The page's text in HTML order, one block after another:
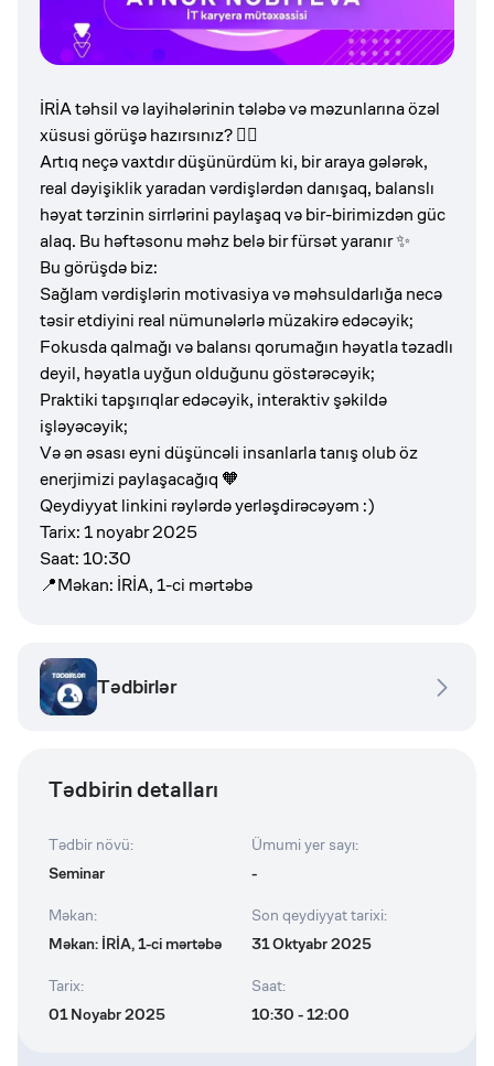
İRİA təhsil və layihələrinin tələbə və məzunlarına özəl
xüsusi görüşə hazırsınız? ✋🏻
Artıq neçə vaxtdır düşünürdüm ki, bir araya gələrək,
real dəyişiklik yaradan vərdişlərdən danışaq, balanslı
həyat tərzinin sirrlərini paylaşaq və bir-birimizdən güc
alaq. Bu həftəsonu məhz belə bir fürsət yaranır ✨
Bu görüşdə biz:
Sağlam vərdişlərin motivasiya və məhsuldarlığa necə
təsir etdiyini real nümunələrlə müzakirə edəcəyik;
Fokusda qalmağı və balansı qorumağın həyatla təzadlı
deyil, həyatla uyğun olduğunu göstərəcəyik;
Praktiki tapşırıqlar edəcəyik, interaktiv şəkildə
işləyəcəyik;
Və ən əsası eyni düşüncəli insanlarla tanış olub öz
enerjimizi paylaşacağıq 🧡
Qeydiyyat linkini rəylərdə yerləşdirəcəyəm :)
Tarix: 1 noyabr 2025
Saat: 10:30
📍Məkan: İRİA, 1-ci mərtəbə
Tədbirlər
Tədbirin detalları
Tədbir növü:
Seminar
Ümumi yer sayı:
-
Məkan:
Məkan: İRİA, 1-ci mərtəbə
Son qeydiyyat tarixi:
31 Oktyabr 2025
Tarix:
01 Noyabr 2025
Saat:
10:30 - 12:00